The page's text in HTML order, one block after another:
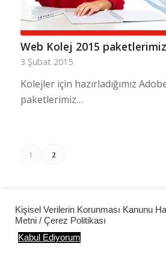
Web Kolej 2015 paketlerimiz
3 Şubat 2015
Kolejler için hazırladığımız
paketlerimiz…
1 2
Kişisel Verilerin Korunması Kanunu
Metni / Çerez Politikası
Kabul Ediyorum